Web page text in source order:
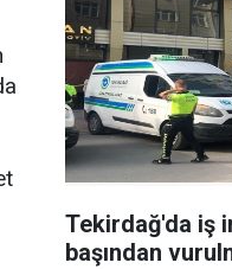
Tekirdağ'da iş
başından